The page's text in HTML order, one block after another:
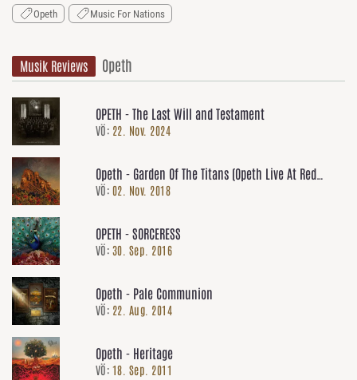
Opeth Music For Nations
Musik Reviews Opeth
OPETH - The Last Will and Testament
VÖ: 22. Nov. 2024
Opeth - Garden Of The Titans (Opeth Live At Red
Rocks Amphitheatre)
VÖ: 02. Nov. 2018
OPETH - SORCERESS
VÖ: 30. Sep. 2016
Opeth - Pale Communion
VÖ: 22. Aug. 2014
Opeth - Heritage
VÖ: 18. Sep. 2011